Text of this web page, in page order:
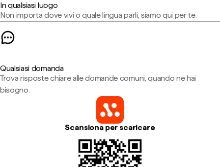
In qualsiasi luogo
Non importa dove vivi o quale lingua parli, siamo qui per te.
Qualsiasi domanda
Trova risposte chiare alle domande comuni, quando ne hai
bisogno.
Scansiona per scaricare